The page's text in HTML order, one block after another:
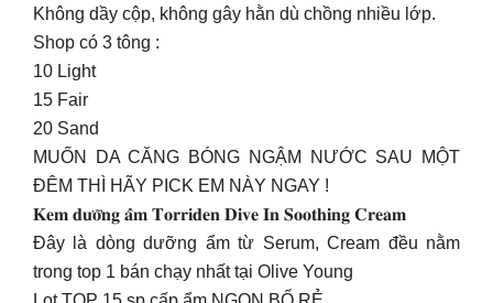
Không dầy cộp, không gây hằn dù chồng nhiều lớp.
Shop có 3 tông :
10 Light
15 Fair
20 Sand
MUỐN DA CĂNG BÓNG NGẬM NƯỚC SAU MỘT
ĐÊM THÌ HÃY PICK EM NÀY NGAY !
𝐊𝐞𝐦 𝐝𝐮̛𝐨̛̃𝐧𝐠 𝐚̂̉𝐦 𝐓𝐨𝐫𝐫𝐢𝐝𝐞𝐧 𝐃𝐢𝐯𝐞 𝐈𝐧 𝐒𝐨𝐨𝐭𝐡𝐢𝐧𝐠 𝐂𝐫𝐞𝐚𝐦
Đây là dòng dưỡng ẩm từ Serum, Cream đều nằm
trong top 1 bán chạy nhất tại Olive Young